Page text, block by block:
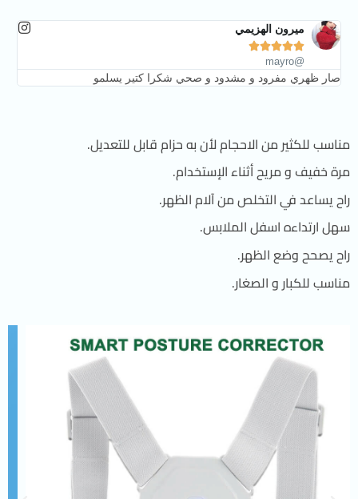
ميرون الهزيمي





@mayro
صار ظهري مفرود و مشدود و صحي شكرا كتير يسلمو
مناسب للكثير من الاحجام لأن به حزام قابل للتعديل.
مرة خفيف و مريح أثناء الإستخدام.
راح يساعد في التخلص من آلام الظهر.
سهل ارتداءه اسفل الملابس.
راح يصحح وضع الظهر.
مناسب للكبار و الصغار.